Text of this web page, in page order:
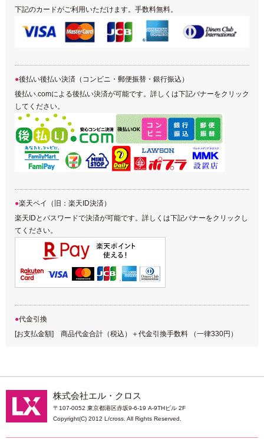
下記のカードがご利用いただけます。手数料無料。
後払い後払い決済（コンビニ・郵便振替・銀行振込）
後払い.comによる後払い決済が可能です。詳しくは下記バナーをクリック
してください。
楽天ペイ（旧：楽天ID決済）
楽天IDとパスワードで決済が可能です。詳しくは下記バナーをクリックし
てください。
代金引換
[お支払金額] 商品代金合計（税込）＋代金引換手数料 （一律330円）
株式会社エル・クロス
〒107-0052 東京都港区赤坂9-6-19 A-9THビル 2F
Copyright(C) 2012 L/cross. All Rights Reserved.